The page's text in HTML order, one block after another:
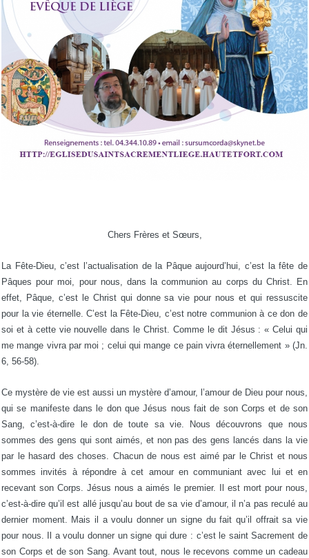
Chers Frères et Sœurs,
La Fête-Dieu, c’est l’actualisation de la Pâque aujourd’hui, c’est la fête de
Pâques pour moi, pour nous, dans la communion au corps du Christ. En
effet, Pâque, c’est le Christ qui donne sa vie pour nous et qui ressuscite
pour la vie éternelle. C’est la Fête-Dieu, c’est notre communion à ce don de
soi et à cette vie nouvelle dans le Christ. Comme le dit Jésus : « Celui qui
me mange vivra par moi ; celui qui mange ce pain vivra éternellement » (Jn.
6, 56-58).
Ce mystère de vie est aussi un mystère d’amour, l’amour de Dieu pour nous,
qui se manifeste dans le don que Jésus nous fait de son Corps et de son
Sang, c’est-à-dire le don de toute sa vie. Nous découvrons que nous
sommes des gens qui sont aimés, et non pas des gens lancés dans la vie
par le hasard des choses. Chacun de nous est aimé par le Christ et nous
sommes invités à répondre à cet amour en communiant avec lui et en
recevant son Corps. Jésus nous a aimés le premier. Il est mort pour nous,
c’est-à-dire qu’il est allé jusqu’au bout de sa vie d’amour, il n’a pas reculé au
dernier moment. Mais il a voulu donner un signe du fait qu’il offrait sa vie
pour nous. Il a voulu donner un signe qui dure : c’est le saint Sacrement de
son Corps et de son Sang. Avant tout, nous le recevons comme un cadeau